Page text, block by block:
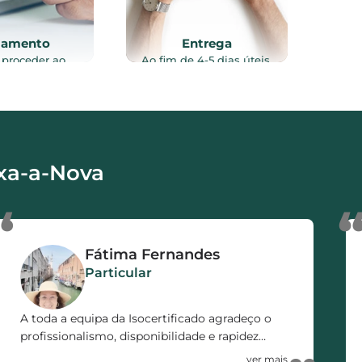
proceder ao
Entrega
Ao fim de 4-5 dias úteis,
a-Nova
Fátima Fernandes
Particular
A toda a equipa da Isocertificado agradeço o
profissionalismo, disponibilidade e rapidez
demonstrada no decorrer de todo o processo